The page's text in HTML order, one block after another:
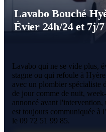
Lavabo Bouché
Évier 24h/24 et 7j/7
Lavabo qui ne se vide plus,
stagne ou qui refoule à
avec un plombier spécialiste
de jour comme de nuit,
annoncé avant
est toujours communiquée à
le 09 72 51 99 85.